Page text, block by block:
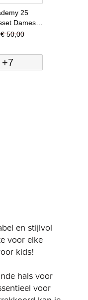
25
Dames
Blauw
€ 50,00
+7
en stijlvol
voor elke
kids!
hals voor
voor